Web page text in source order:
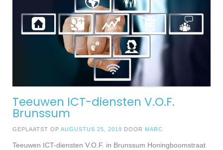
Teeuwen ICT-diensten V.O.F.
Brunssum
GEPLAATST OP AUGUSTUS 25, 2019 DOOR MARC
Teeuwen ICT-diensten V.O.F. in Brunssum Honingboomstraat